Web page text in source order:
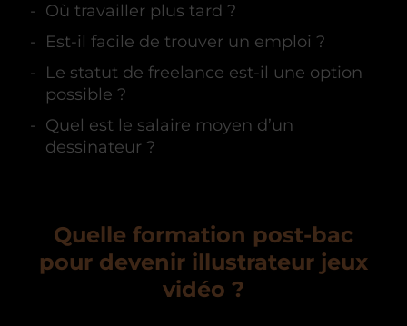
Où travailler plus tard ?
Est-il facile de trouver un emploi ?
Le statut de freelance est-il une option
possible ?
Quel est le salaire moyen d’un
dessinateur ?
Quelle formation post-bac
pour devenir illustrateur jeux
vidéo ?